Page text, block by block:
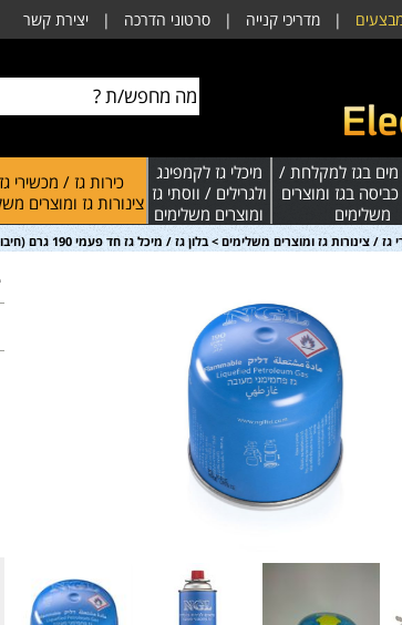
| מדריכי קנייה | סרטוני הדרכה | יצירת קשר
בגז למקלחת /
כביסה בגז ומוצרים
משלימים
מיכלי גז לקמפינג
ולגרילים / ווסתי גז
ומוצרים משלימים
כירות גז / מכשירי
צינורות גז ומוצרים
גז / צינורות גז ומוצרים משלימים > בלון גז / מיכל גז חד פעמי 190 גרם (חיבור בניקוב) - יחידה בודדת